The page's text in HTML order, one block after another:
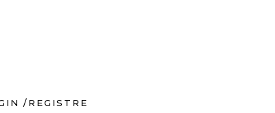
/REGISTRE